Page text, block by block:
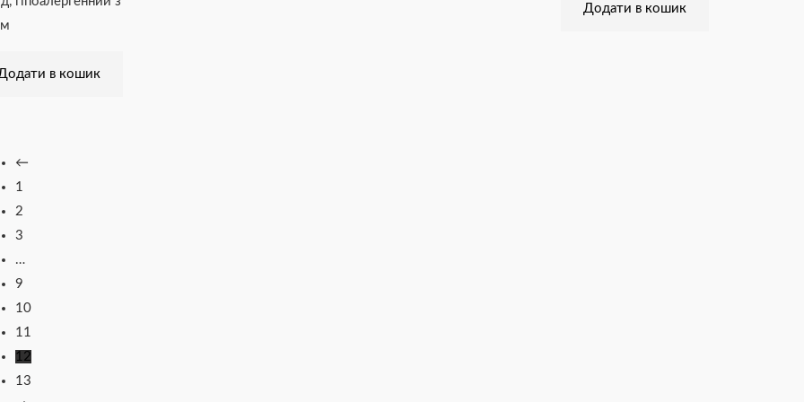
в кошик
Додати в кошик
←
1
2
3
…
9
10
11
12
13